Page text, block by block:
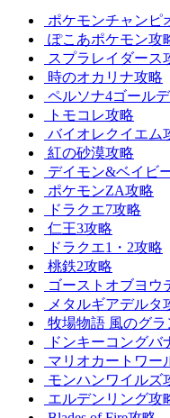
ポケモンチャンピ
ぽこあポケモン攻
スプラレイダース
時のオカリナ攻略
ペルソナ4ゴール
トモコレ攻略
バイオレクイエム
紅の砂漠攻略
デイモン&ベイビ
ポケモンZA攻略
ドラクエ7攻略
仁王3攻略
ドラクエ1・2攻略
桃鉄2攻略
ゴーストオブヨウ
メタルギアデルタ
牧場物語 風のグ
ドンキーコングバ
マリオカートワー
モンハンワイルズ
エルデンリング攻